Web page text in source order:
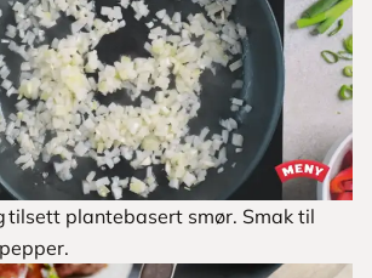
tilsett plantebasert smør. Smak til